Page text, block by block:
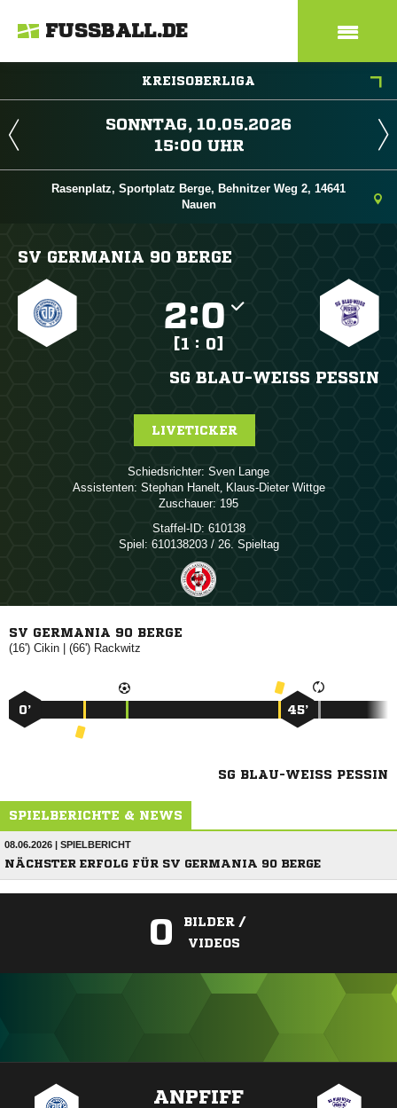
FUSSBALL.DE
KREISOBERLIGA
 
 
Rasenplatz, Sportplatz Berge, Behnitzer Weg 2, 14641
Nauen
SV GERMANIA 90 BERGE
:
[1 : 0]
SG BLAU-WEISS PESSIN
LIVETICKER
Schiedsrichter:  
Assistenten:  ,  
Zuschauer: 195
Staffel-ID: 610138
Spiel: 610138203 / 26. Spieltag
SV GERMANIA 90 BERGE
(16')  | (66') 
0’ 45’
SG BLAU-WEISS PESSIN
SPIELBERICHTE & NEWS
08.06.2026 | SPIELBERICHT
NÄCHSTER ERFOLG FÜR SV GERMANIA 90 BERGE
0
BILDER /
VIDEOS
ANPFIFF